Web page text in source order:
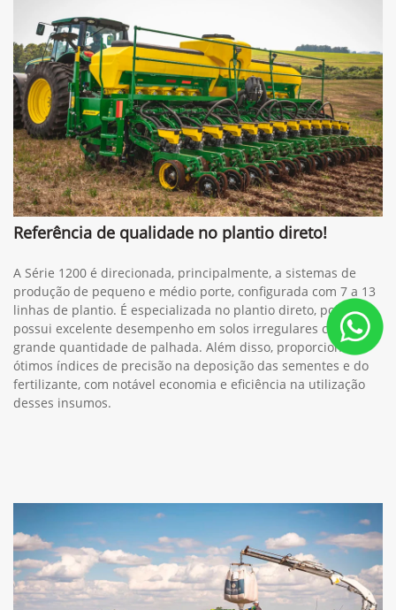
Maior capacidade de sementes e ergonomia
A Série 1200 pode ser configurada com as Caixas
Longitudinais de Sementes, que diminuem em até 60% o
tempo para abastecimento e incrementam a capacidade de
sementes em 25%. Desse modo, é possível aumentar a
capacidade operacional em até 22%, com ergonomia e
segurança durante toda a operação.